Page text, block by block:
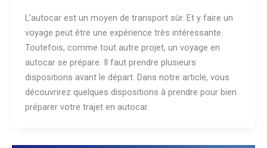
L’autocar est un moyen de transport sûr. Et y faire un
voyage peut être une expérience très intéressante.
Toutefois, comme tout autre projet, un voyage en
autocar se prépare. Il faut prendre plusieurs
dispositions avant le départ. Dans notre article, vous
découvrirez quelques dispositions à prendre pour bien
préparer votre trajet en autocar.